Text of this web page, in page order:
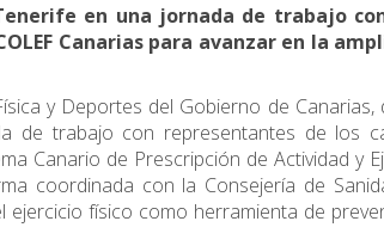
en una jornada de trabajo
Canarias para avanzar en la
y Deportes del Gobierno de Canarias,
de trabajo con representantes de los
Canario de Prescripción de Actividad y
coordinada con la Consejería de
físico como herramienta de